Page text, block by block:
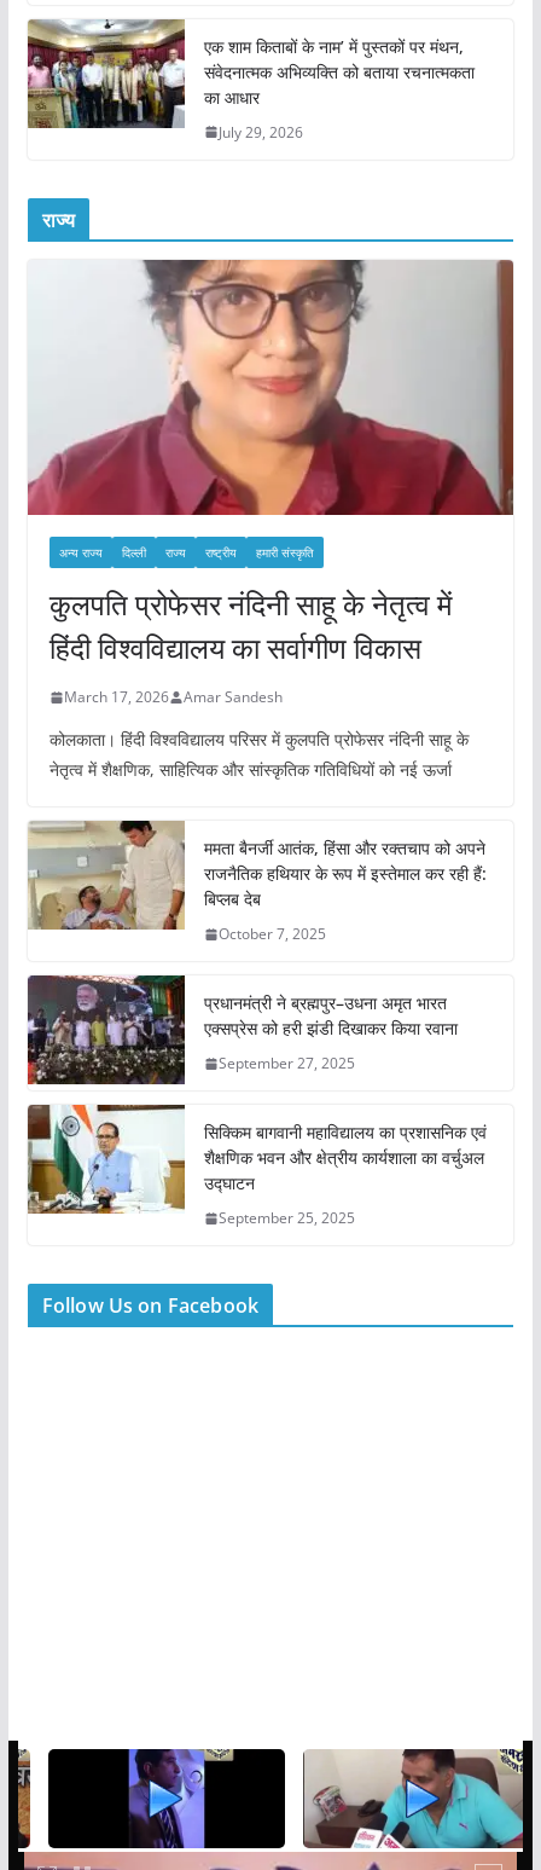
एक शाम किताबों के नाम’ में पुस्तकों पर मंथन,
संवेदनात्मक अभिव्यक्ति को बताया रचनात्मकता
का आधार
July 29, 2026
राज्य
अन्य राज्य दिल्ली राज्य राष्ट्रीय हमारी संस्कृति
कुलपति प्रोफेसर नंदिनी साहू के नेतृत्व में
हिंदी विश्वविद्यालय का सर्वागीण विकास
March 17, 2026 Amar Sandesh
कोलकाता। हिंदी विश्वविद्यालय परिसर में कुलपति प्रोफेसर नंदिनी साहू के
नेतृत्व में शैक्षणिक, साहित्यिक और सांस्कृतिक गतिविधियों को नई ऊर्जा
ममता बैनर्जी आतंक, हिंसा और रक्तचाप को अपने
राजनैतिक हथियार के रूप में इस्तेमाल कर रही हैं:
बिप्लब देब
October 7, 2025
प्रधानमंत्री ने ब्रह्मपुर–उधना अमृत भारत
एक्सप्रेस को हरी झंडी दिखाकर किया रवाना
September 27, 2025
सिक्किम बागवानी महाविद्यालय का प्रशासनिक एवं
शैक्षणिक भवन और क्षेत्रीय कार्यशाला का वर्चुअल
उद्घाटन
September 25, 2025
Follow Us on Facebook